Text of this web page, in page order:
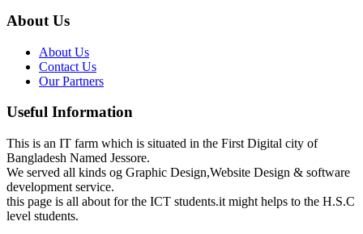
About Us
About Us
Contact Us
Our Partners
Useful Information
This is an IT farm which is situated in the First Digital city of
Bangladesh Named Jessore.
We served all kinds og Graphic Design,Website Design & software
development service.
this page is all about for the ICT students.it might helps to the H.S.C
level students.